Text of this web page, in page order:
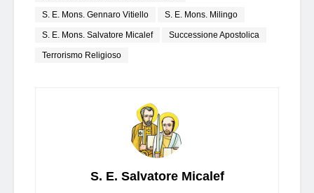
S. E. Mons. Gennaro Vitiello S. E. Mons. Milingo
S. E. Mons. Salvatore Micalef Successione Apostolica
Terrorismo Religioso
S. E. Salvatore Micalef